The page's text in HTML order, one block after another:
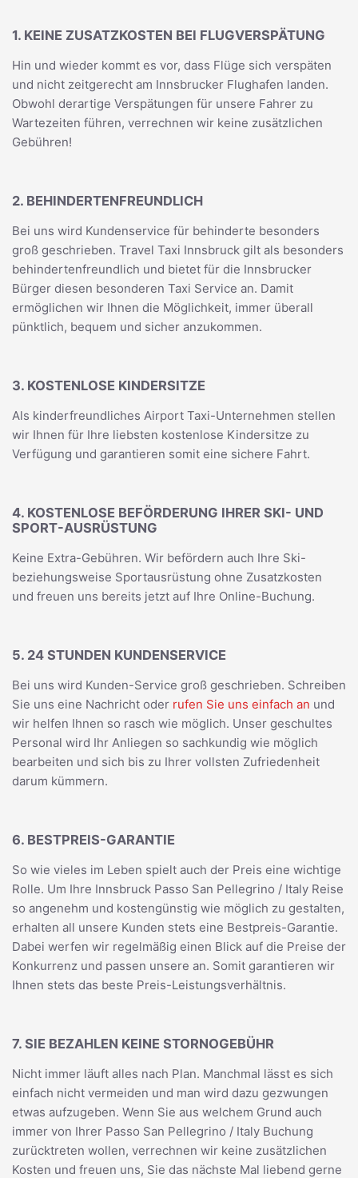
1. KEINE ZUSATZKOSTEN BEI FLUGVERSPÄTUNG
Hin und wieder kommt es vor, dass Flüge sich verspäten
und nicht zeitgerecht am Innsbrucker Flughafen landen.
Obwohl derartige Verspätungen für unsere Fahrer zu
Wartezeiten führen, verrechnen wir keine zusätzlichen
Gebühren!
2. BEHINDERTENFREUNDLICH
Bei uns wird Kundenservice für behinderte besonders
groß geschrieben. Travel Taxi Innsbruck gilt als besonders
behindertenfreundlich und bietet für die Innsbrucker
Bürger diesen besonderen Taxi Service an. Damit
ermöglichen wir Ihnen die Möglichkeit, immer überall
pünktlich, bequem und sicher anzukommen.
3. KOSTENLOSE KINDERSITZE
Als kinderfreundliches Airport Taxi-Unternehmen stellen
wir Ihnen für Ihre liebsten kostenlose Kindersitze zu
Verfügung und garantieren somit eine sichere Fahrt.
4. KOSTENLOSE BEFÖRDERUNG IHRER SKI- UND
SPORT-AUSRÜSTUNG
Keine Extra-Gebühren. Wir befördern auch Ihre Ski-
beziehungsweise Sportausrüstung ohne Zusatzkosten
und freuen uns bereits jetzt auf Ihre Online-Buchung.
5. 24 STUNDEN KUNDENSERVICE
Bei uns wird Kunden-Service groß geschrieben. Schreiben
Sie uns eine Nachricht oder rufen Sie uns einfach an und
wir helfen Ihnen so rasch wie möglich. Unser geschultes
Personal wird Ihr Anliegen so sachkundig wie möglich
bearbeiten und sich bis zu Ihrer vollsten Zufriedenheit
darum kümmern.
6. BESTPREIS-GARANTIE
So wie vieles im Leben spielt auch der Preis eine wichtige
Rolle. Um Ihre Innsbruck Passo San Pellegrino / Italy Reise
so angenehm und kostengünstig wie möglich zu gestalten,
erhalten all unsere Kunden stets eine Bestpreis-Garantie.
Dabei werfen wir regelmäßig einen Blick auf die Preise der
Konkurrenz und passen unsere an. Somit garantieren wir
Ihnen stets das beste Preis-Leistungsverhältnis.
7. SIE BEZAHLEN KEINE STORNOGEBÜHR
Nicht immer läuft alles nach Plan. Manchmal lässt es sich
einfach nicht vermeiden und man wird dazu gezwungen
etwas aufzugeben. Wenn Sie aus welchem Grund auch
immer von Ihrer Passo San Pellegrino / Italy Buchung
zurücktreten wollen, verrechnen wir keine zusätzlichen
Kosten und freuen uns, Sie das nächste Mal liebend gerne